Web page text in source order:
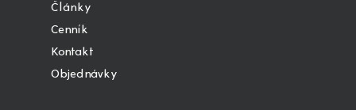
Články
Cenník
Kontakt
Objednávky